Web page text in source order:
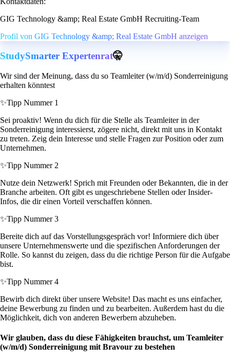
GIG Technology &amp; Real Estate GmbH Recruiting-Team
Profil von GIG Technology &amp; Real Estate GmbH anzeigen
StudySmarter Expertenrat🤫
Wir sind der Meinung, dass du so Teamleiter (w/m/d) Sonderreinigung
erhalten könntest
✨Tipp Nummer 1
Sei proaktiv! Wenn du dich für die Stelle als Teamleiter in der
Sonderreinigung interessierst, zögere nicht, direkt mit uns in Kontakt
zu treten. Zeig dein Interesse und stelle Fragen zur Position oder zum
Unternehmen.
✨Tipp Nummer 2
Nutze dein Netzwerk! Sprich mit Freunden oder Bekannten, die in der
Branche arbeiten. Oft gibt es ungeschriebene Stellen oder Insider-
Infos, die dir einen Vorteil verschaffen können.
✨Tipp Nummer 3
Bereite dich auf das Vorstellungsgespräch vor! Informiere dich über
unsere Unternehmenswerte und die spezifischen Anforderungen der
Rolle. So kannst du zeigen, dass du die richtige Person für die Aufgabe
bist.
✨Tipp Nummer 4
Bewirb dich direkt über unsere Website! Das macht es uns einfacher,
deine Bewerbung zu finden und zu bearbeiten. Außerdem hast du die
Möglichkeit, dich von anderen Bewerbern abzuheben.
Wir glauben, dass du diese Fähigkeiten brauchst, um Teamleiter
(w/m/d) Sonderreinigung mit Bravour zu bestehen